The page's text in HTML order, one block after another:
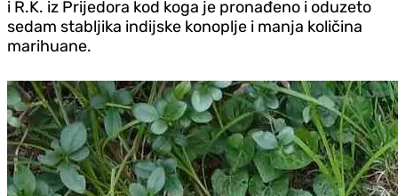
i R.K. iz Prijedora kod koga je pronađeno i oduzeto
sedam stabljika indijske konoplje i manja količina
marihuane.